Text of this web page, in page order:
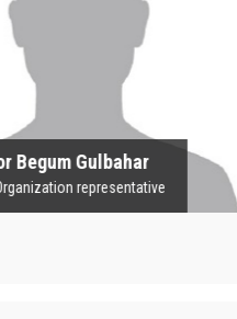
Gulbahar
representative
Begum
Gulbahar
Organization representative